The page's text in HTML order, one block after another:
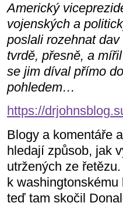
Americký
vojenských a
poslali rozehnat
tvrdě, přesně, a
se jim díval přímo
pohledem…
https://
Blogy a komentáře
hledají způsob, jak
utržených ze
k
teď tam skočil